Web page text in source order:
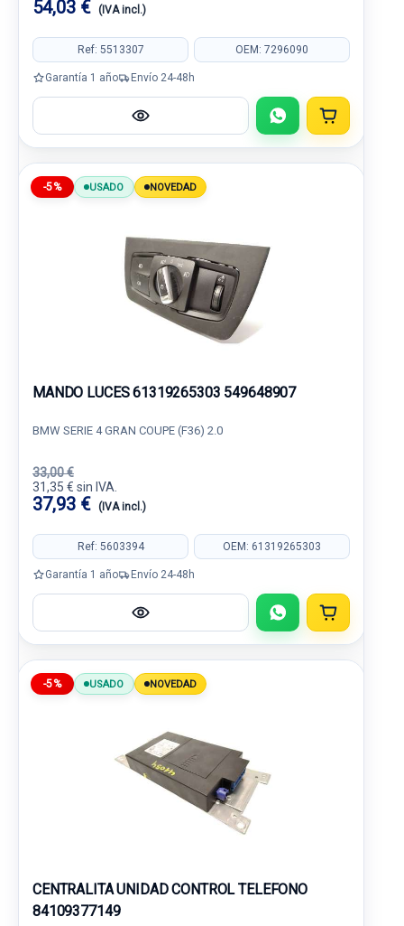
54,03 € (IVA incl.)
Ref: 5513307 OEM: 7296090
Garantía 1 año Envío 24-48h
-5% USADO NOVEDAD
MANDO LUCES 61319265303 549648907
BMW SERIE 4 GRAN COUPE (F36) 2.0
33,00 €
31,35 € sin IVA.
37,93 € (IVA incl.)
Ref: 5603394 OEM: 61319265303
Garantía 1 año Envío 24-48h
-5% USADO NOVEDAD
CENTRALITA UNIDAD CONTROL TELEFONO
84109377149